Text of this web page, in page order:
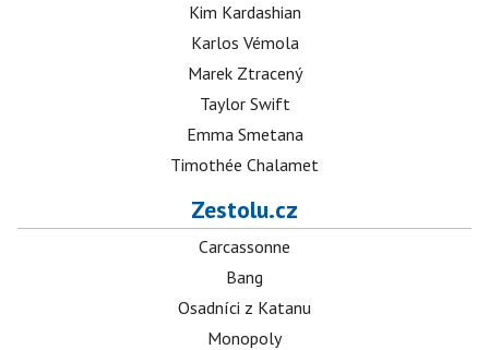
Kim Kardashian
Karlos Vémola
Marek Ztracený
Taylor Swift
Emma Smetana
Timothée Chalamet
Zestolu.cz
Carcassonne
Bang
Osadníci z Katanu
Monopoly